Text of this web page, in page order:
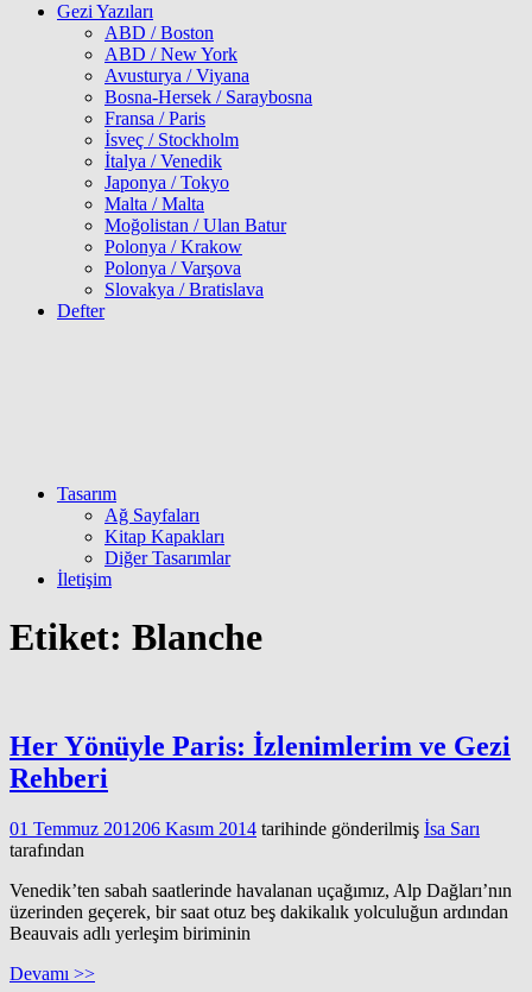
Gezi Yazıları
ABD / Boston
ABD / New York
Avusturya / Viyana
Bosna-Hersek / Saraybosna
Fransa / Paris
İsveç / Stockholm
İtalya / Venedik
Japonya / Tokyo
Malta / Malta
Moğolistan / Ulan Batur
Polonya / Krakow
Polonya / Varşova
Slovakya / Bratislava
Defter
Tasarım
Ağ Sayfaları
Kitap Kapakları
Diğer Tasarımlar
İletişim
Etiket: Blanche
Her Yönüyle Paris: İzlenimlerim ve Gezi
Rehberi
01 Temmuz 201206 Kasım 2014 tarihinde gönderilmiş İsa Sarı
tarafından
Venedik’ten sabah saatlerinde havalanan uçağımız, Alp Dağları’nın
üzerinden geçerek, bir saat otuz beş dakikalık yolculuğun ardından
Beauvais adlı yerleşim biriminin
Devamı >>